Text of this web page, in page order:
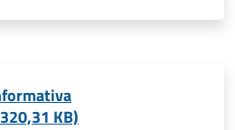
KB)